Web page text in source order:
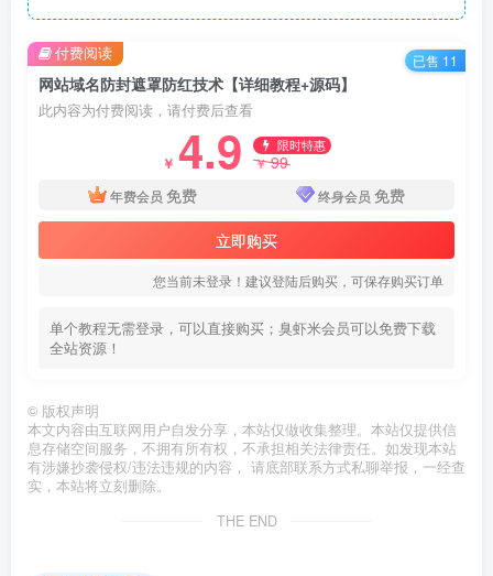
网站域名防封遮罩防红技术【详细教程+源码】
此内容为付费阅读，请付费后查看
￥ 4.9 限时特惠
￥99
年费会员 免费 终身会员 免费
立即购买
您当前未登录！建议登陆后购买，可保存购买订单
单个教程无需登录，可以直接购买；臭虾米会员可以免费下载
全站资源！
付费阅读 已售 11
© 版权声明
本文内容由互联网用户自发分享，本站仅做收集整理。本站仅提供信
息存储空间服务，不拥有所有权，不承担相关法律责任。如发现本站
有涉嫌抄袭侵权/违法违规的内容， 请底部联系方式私聊举报，一经查
实，本站将立刻删除。
THE END